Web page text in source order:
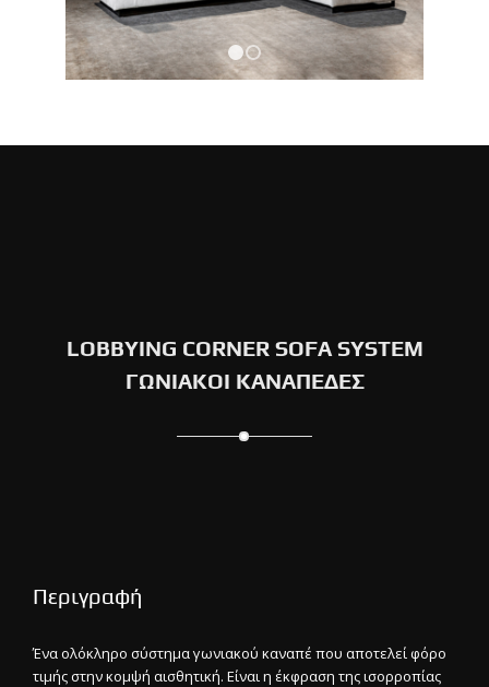
1 2
LOBBYING CORNER SOFA SYSTEM
ΓΩΝΙΑΚΟΙ ΚΑΝΑΠΕΔΕΣ
Περιγραφή
Ένα ολόκληρο σύστημα γωνιακού καναπέ που αποτελεί φόρο
τιμής στην κομψή αισθητική. Είναι η έκφραση της ισορροπίας